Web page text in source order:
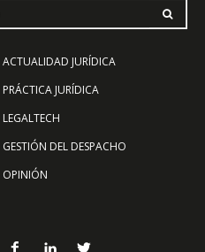
ACTUALIDAD JURÍDICA
PRÁCTICA JURÍDICA
LEGALTECH
GESTIÓN DEL DESPACHO
OPINIÓN